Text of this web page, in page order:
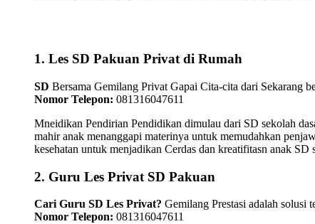
1. Les SD Pakuan Privat di Rumah
SD Bersama Gemilang Privat Gapai Cita-cita dari Sekarang
Nomor Telepon: 081316047611
Mneidikan Pendirian Pendidikan dimulau dari SD sekolah
mahir anak menanggapi materinya untuk memudahkan
kesehatan untuk menjadikan Cerdas dan kreatifitasn anak
2. Guru Les Privat SD Pakuan
Cari Guru SD Les Privat? Gemilang Prestasi adalah
Nomor Telepon: 081316047611